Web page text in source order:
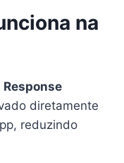
na
Response
diretamente
reduzindo